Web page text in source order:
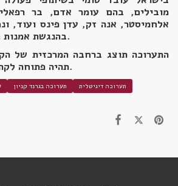
מובילים, בהם עומר אדם, בר
אלחמיסטר, אנה זק, עדן פינס ועוד,
בהנגשת אמנות חדשנית לקהל הרחב.
התערוכה תוצג ברחבה המרכזית של
תהיה פתוחה לקהל הרחב ללא תשלום.
תערוכה בגרנד קניון
תערוכה דיגיטלית